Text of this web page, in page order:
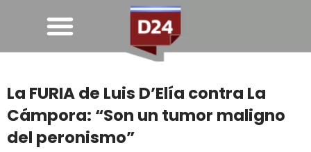
La FURIA de Luis D’Elía contra La
Cámpora: “Son un tumor maligno
del peronismo”